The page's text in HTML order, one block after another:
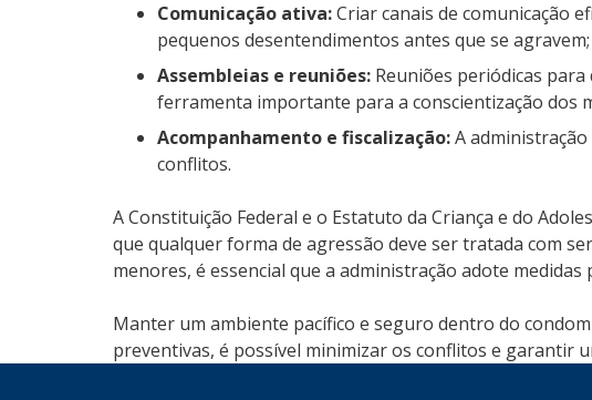
Comunicação ativa:Criar canais de comunicação
pequenos desentendimentos antes que se agravem;
Assembleias e reuniões: Reuniões periódicas
ferramenta importante para a conscientização dos
Acompanhamento e fiscalização:A
conflitos.
A Constituição Federal e o Estatuto da Criança e do
que qualquer forma de agressão deve ser tratada com
menores, é essencial que a administração adote
Manter um ambiente pacífico e seguro dentro do
preventivas, é possível minimizar os conflitos e garantir